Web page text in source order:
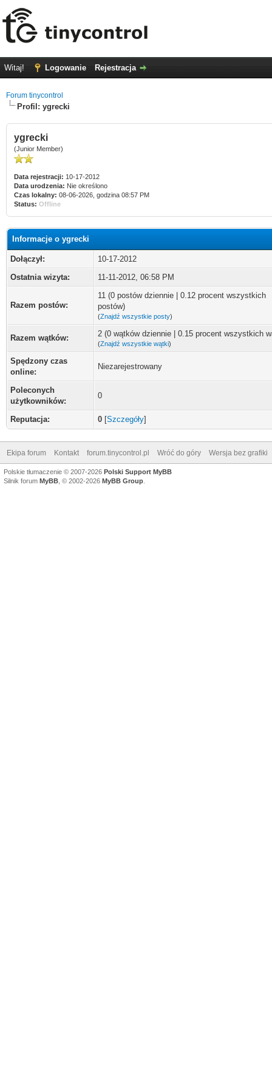
Witaj! Logowanie Rejestracja
Forum tinycontrol
Profil: ygrecki
ygrecki
(Junior Member)
Data rejestracji: 10-17-2012
Data urodzenia: Nie określono
Czas lokalny: 08-06-2026, godzina 08:57 PM
Status: Offline
Informacje o ygrecki
Dołączył:
10-17-2012
Ostatnia wizyta:
11-11-2012, 06:58 PM
Razem postów:
11 (0 postów dziennie | 0.12 procent wszystkich
postów)
(Znajdź wszystkie posty)
Razem wątków: 2 (0 wątków dziennie | 0.15 procent wszystkich
(Znajdź wszystkie wątki)
Spędzony czas
online:
Niezarejestrowany
Poleconych
użytkowników:
0
Reputacja: 0 [Szczegóły]
Ekipa forum Kontakt forum.tinycontrol.pl Wróć do góry Wersja bez grafiki
Polskie tłumaczenie © 2007-2026 Polski Support MyBB
Silnik forum MyBB , © 2002-2026 MyBB Group